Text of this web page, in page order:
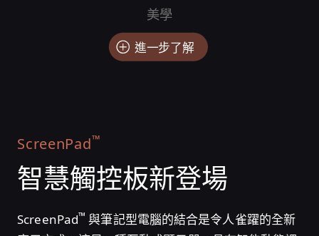
美學
進一步了解
ScreenPad™
智慧觸控板新登場
ScreenPad™ 與筆記型電腦的結合是令人雀躍的全新